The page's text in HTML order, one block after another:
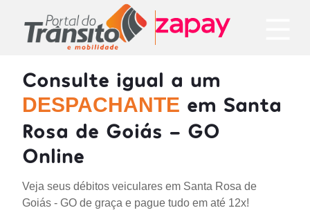
Consulte igual a um
DESPACHANTE em Santa
Rosa de Goiás - GO
Online
Veja seus débitos veiculares em Santa Rosa de
Goiás - GO de graça e pague tudo em até 12x!